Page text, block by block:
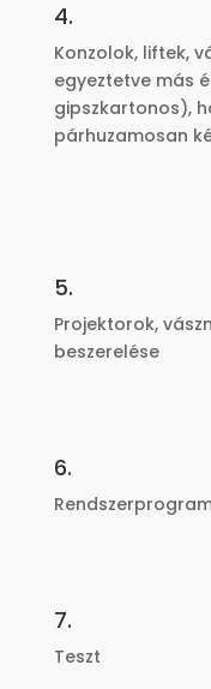
4.
Konzolok, liftek,
egyeztetve más
gipszkartonos),
párhuzamosan
5.
Projektorok,
beszerelése
6.
7.
Teszt